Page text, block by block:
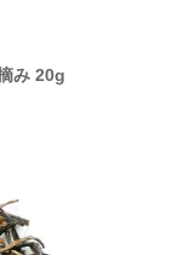
み 20g